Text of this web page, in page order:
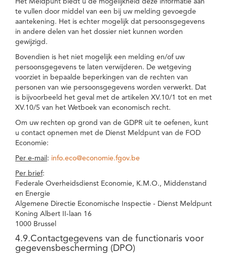
Het Meldpunt biedt u de mogelijkheid deze informatie aan
te vullen door middel van een bij uw melding gevoegde
aantekening. Het is echter mogelijk dat persoonsgegevens
in andere delen van het dossier niet kunnen worden
gewijzigd.
Bovendien is het niet mogelijk een melding en/of uw
persoonsgegevens te laten verwijderen. De wetgeving
voorziet in bepaalde beperkingen van de rechten van
personen van wie persoonsgegevens worden verwerkt. Dat
is bijvoorbeeld het geval met de artikelen XV.10/1 tot en met
XV.10/5 van het Wetboek van economisch recht.
Om uw rechten op grond van de GDPR uit te oefenen, kunt
u contact opnemen met de Dienst Meldpunt van de FOD
Economie:
Per e-mail : info.eco@economie.fgov.be
Per brief:
Federale Overheidsdienst Economie, K.M.O., Middenstand
en Energie
Algemene Directie Economische Inspectie - Dienst Meldpunt
Koning Albert II-laan 16
1000 Brussel
4.9.Contactgegevens van de functionaris voor
gegevensbescherming (DPO)